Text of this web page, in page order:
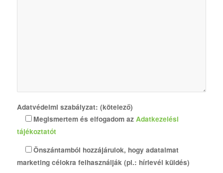
Adatvédelmi szabályzat: (kötelező)
Megismertem és elfogadom az Adatkezelési
tájékoztatót
Önszántamból hozzájárulok, hogy adataimat
marketing célokra felhasználják (pl.: hírlevél küldés)